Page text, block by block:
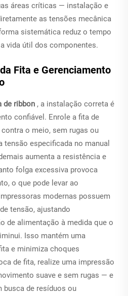
áreas críticas — instalação e
as tensões mecânica
sistemática reduz o tempo
vida útil dos componentes.
Fita e Gerenciamento
de ribbon , a instalação correta é
confiável. Enrole a fita de
o meio, sem rugas ou
especificada no manual
aumenta a resistência e
folga excessiva provoca
o que pode levar ao
modernas possuem
tensão, ajustando
de alimentação à medida que o
Isso mantém uma
e minimiza choques
de fita, realize uma impressão
suave e sem rugas — e
busca de resíduos ou